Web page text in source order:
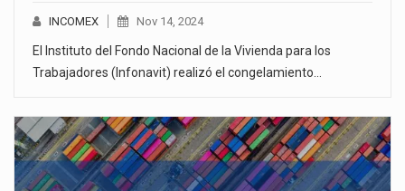
INCOMEX Nov 14, 2024
El Instituto del Fondo Nacional de la Vivienda para los
Trabajadores (Infonavit) realizó el congelamiento…